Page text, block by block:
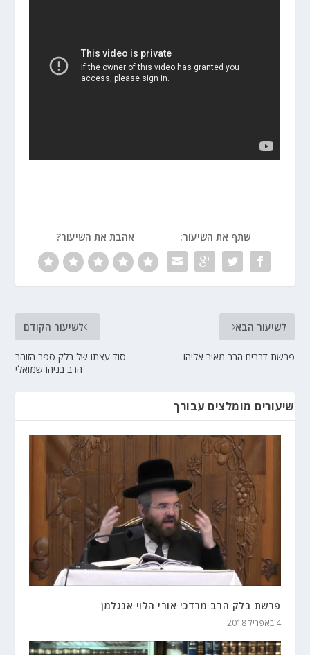
שתף את השיעור: אהבת את השיעור?
לשיעור הקודם
סוד עצתו של בלק ספר הזוהר
הרב בניהו שמואלי
לשיעור הבא
פרשת דברים הרב מאיר אליהו
שיעורים מומלצים עבורך
פרשת בלק הרב מרדכי אורי הלוי אנגלמן
4 באפריל 2018